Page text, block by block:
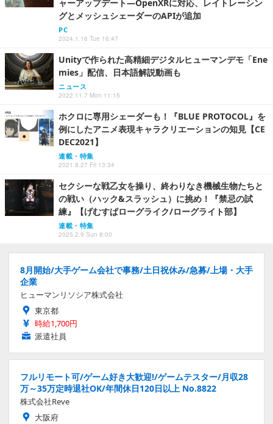
ャーアップデート―OpenXRに対応、レイトレーシン
グとメッシュシェーダーのAPIが追加
PC
2024.1.16 Tue 16:47
Unityで作られた高精細デジタルヒューマンデモ「Ene
mies」配信、日本語解説動画も
ニュース
2022.11.7 Mon 11:15
ホクロに専用シェーダーも！『BLUE PROTOCOL』を
例にしたアニメ表現キャラクリエーションの知見【CE
DEC2021】
連載・特集
2021.8.27 Fri 13:34
セクシーな戦乙女を操り、終わりなき機械生物たちと
の戦い（ハック&スラッシュ）に挑め！『禁忌の試
練』【げむすぱローグライク/ローグライト部】
連載・特集
2025.2.9 Sun 8:00
8月開始/大手ゲーム会社で事務/土日祝休み/急募/上場・大手
企業
ヒューマンリソシア株式会社
東京都
時給1,700円
派遣社員
フルリモート可/ゲーム好き大歓迎!/ゲームテスター/月収28
万～35万定時退社OK/年間休日120日以上 No.8822
株式会社Reve
大阪府